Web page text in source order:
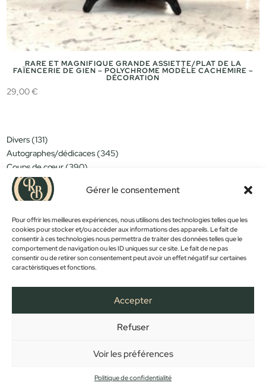
Gérer le consentement
Pour offrir les meilleures expériences, nous utilisons des technologies telles que les
cookies pour stocker et/ou accéder aux informations des appareils. Le fait de
consentir à ces technologies nous permettra de traiter des données telles que le
comportement de navigation ou les ID uniques sur ce site. Le fait de ne pas
consentir ou de retirer son consentement peut avoir un effet négatif sur certaines
caractéristiques et fonctions.
Accepter
Refuser
Voir les préférences
Politique de confidentialité
RARE ET MAGNIFIQUE GRANDE ASSIETTE/PLAT DE LA
FAÏENCERIE DE GIEN – POLYCHROME MODÈLE CACHEMIRE –
DÉCORATION
29,00€
Divers 131131
produits
Autographes/dédicaces 345345
Coups de cœur 390390
Miniatures/jouets
produits
Moins de 15€
produits
Objets déco 11831183
produits
Trop tard... 381381
produits
Vintage 589589
produits
BOUTIQUE
CONFIDENTIALITÉ
Copyright © 2023 - Créé et développé par